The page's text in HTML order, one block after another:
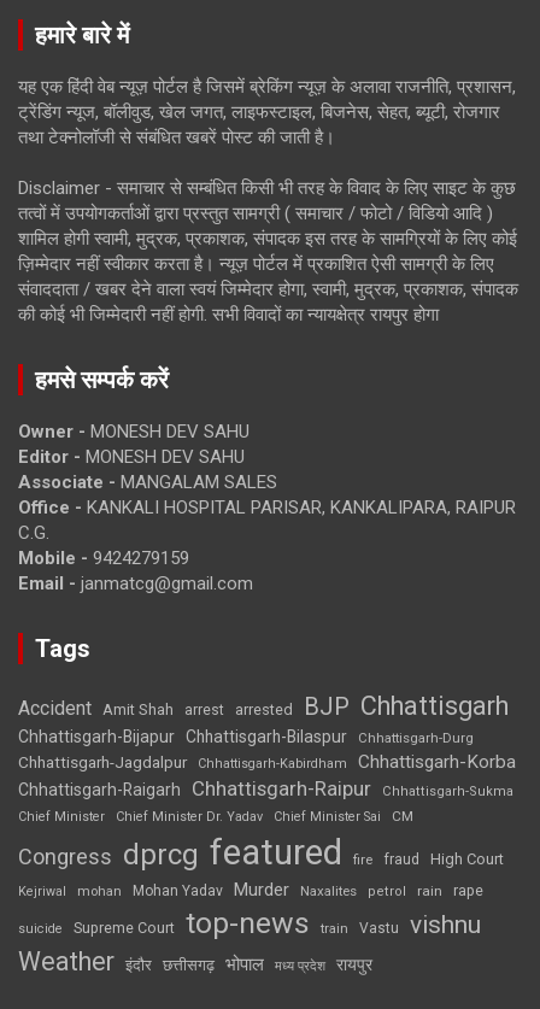
हमारे बारे में
यह एक हिंदी वेब न्यूज़ पोर्टल है जिसमें ब्रेकिंग न्यूज़ के अलावा राजनीति, प्रशासन,
ट्रेंडिंग न्यूज, बॉलीवुड, खेल जगत, लाइफस्टाइल, बिजनेस, सेहत, ब्यूटी, रोजगार
तथा टेक्नोलॉजी से संबंधित खबरें पोस्ट की जाती है।
Disclaimer - समाचार से सम्बंधित किसी भी तरह के विवाद के लिए साइट के कुछ
तत्वों में उपयोगकर्ताओं द्वारा प्रस्तुत सामग्री ( समाचार / फोटो / विडियो आदि )
शामिल होगी स्वामी, मुद्रक, प्रकाशक, संपादक इस तरह के सामग्रियों के लिए कोई
ज़िम्मेदार नहीं स्वीकार करता है। न्यूज़ पोर्टल में प्रकाशित ऐसी सामग्री के लिए
संवाददाता / खबर देने वाला स्वयं जिम्मेदार होगा, स्वामी, मुद्रक, प्रकाशक, संपादक
की कोई भी जिम्मेदारी नहीं होगी. सभी विवादों का न्यायक्षेत्र रायपुर होगा
हमसे सम्पर्क करें
Owner - MONESH DEV SAHU
Editor - MONESH DEV SAHU
Associate - MANGALAM SALES
Office - KANKALI HOSPITAL PARISAR, KANKALIPARA, RAIPUR
C.G.
Mobile - 9424279159
Email - janmatcg@gmail.com
Tags
Accident Amit Shah arrest arrested BJP Chhattisgarh
Chhattisgarh-Bijapur Chhattisgarh-Bilaspur Chhattisgarh-Durg
Chhattisgarh-Jagdalpur Chhattisgarh-Kabirdham Chhattisgarh-Korba
Chhattisgarh-Raigarh Chhattisgarh-Raipur
Chhattisgarh-Sukma
Chief Minister
Chief Minister Dr. Yadav Chief Minister Sai CM
Congress dprcg featured fire fraud High Court
Kejriwal mohan Mohan Yadav Murder Naxalites petrol rain rape
suicide Supreme Court top-news train Vastu vishnu
Weather इंदौर छत्तीसगढ़ भोपाल मध्य प्रदेश रायपुर